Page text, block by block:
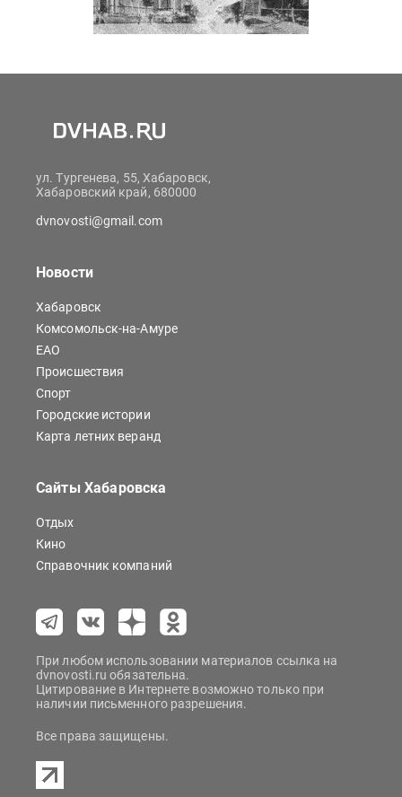
ул. Тургенева, 55, Хабаровск,
Хабаровский край, 680000
dvnovosti@gmail.com
Новости
Хабаровск
Комсомольск-на-Амуре
ЕАО
Происшествия
Спорт
Городские истории
Карта летних веранд
Сайты Хабаровска
Отдых
Кино
Справочник компаний
При любом использовании материалов ссылка на
dvnovosti.ru обязательна.
Цитирование в Интернете возможно только при
наличии письменного разрешения.
Все права защищены.